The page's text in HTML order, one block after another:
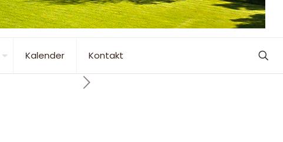
Kalender Kontakt